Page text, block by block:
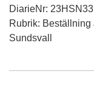
DiarieNr:
Rubrik:
Sundsvall